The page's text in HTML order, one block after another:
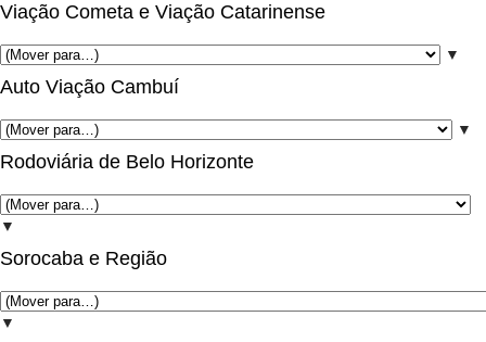
Viação Cometa e Viação Catarinense
▼
Auto Viação Cambuí
▼
Rodoviária de Belo Horizonte
▼
Sorocaba e Região
▼